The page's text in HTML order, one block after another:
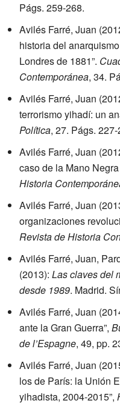
Págs. 259-268.
Avilés Farré, Juan
historia del
Londres de 1881”.
Contemporánea, 34.
Avilés Farré, Juan
terrorismo yihadí: un
Política, 27. Págs.
Avilés Farré, Juan
caso de la Mano
Historia
Avilés Farré, Juan
organizaciones
Revista de Historia
Avilés Farré, Juan,
(2013): Las claves del
desde 1989. Madrid.
Avilés Farré, Juan
ante la Gran Guerra”,
de l’Espagne, 49, pp.
Avilés Farré, Juan
los de París: la Unión
yihadista, 2004-2015”,